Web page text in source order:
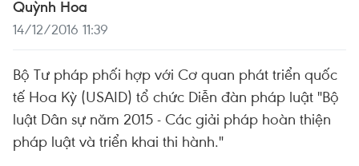
Quỳnh Hoa
14/12/2016 11:39
Bộ Tư pháp phối hợp với Cơ quan phát triển quốc
tế Hoa Kỳ (USAID) tổ chức Diễn đàn pháp luật "Bộ
luật Dân sự năm 2015 - Các giải pháp hoàn thiện
pháp luật và triển khai thi hành."